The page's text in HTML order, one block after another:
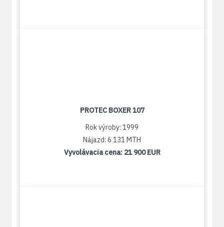
PROTEC BOXER 107
Rok výroby: 1999
Nájazd: 6 131 MTH
Vyvolávacia cena: 21 900 EUR